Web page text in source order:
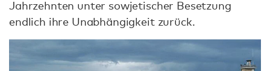
Jahrzehnten unter sowjetischer Besetzung
endlich ihre Unabhängigkeit zurück.